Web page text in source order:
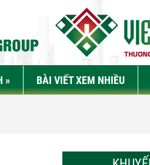
» BÀI VIẾT XEM NHIỀU